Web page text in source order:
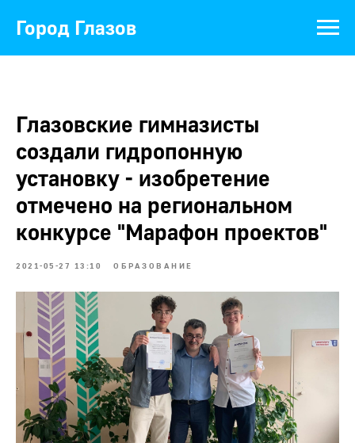
Город Глазов
Глазовские гимназисты
создали гидропонную
установку - изобретение
отмечено на региональном
конкурсе "Марафон проектов"
2021-05-27 13:10 ОБРАЗОВАНИЕ